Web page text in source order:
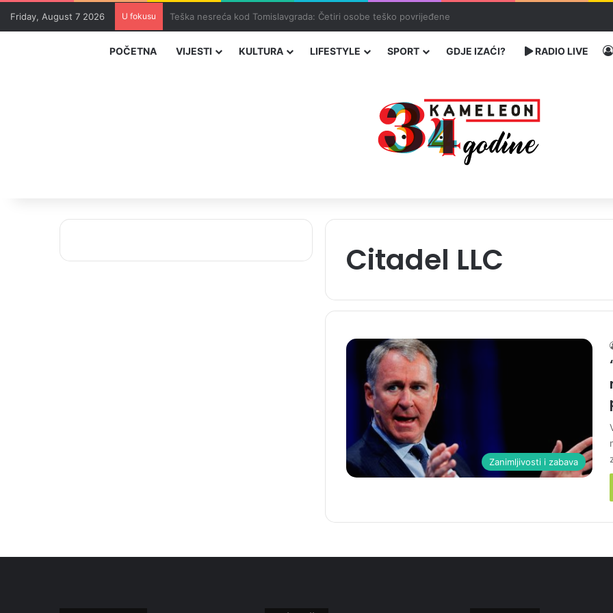
Friday, August 7 2026 U fokusu Uhapšeni organizatori krijumčarenja migranata preko BiH i Balkana
POČETNA VIJESTI KULTURA LIFESTYLE SPORT GDJE IZAĆI? RADIO LIVE
Citadel LLC
Zanimljivosti i zabava